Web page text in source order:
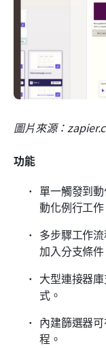
圖片來源：
功能
單一觸發到
動化例行工作
多步驟工作
加入分支條件
大型連接器
式。
內建篩選器
程。